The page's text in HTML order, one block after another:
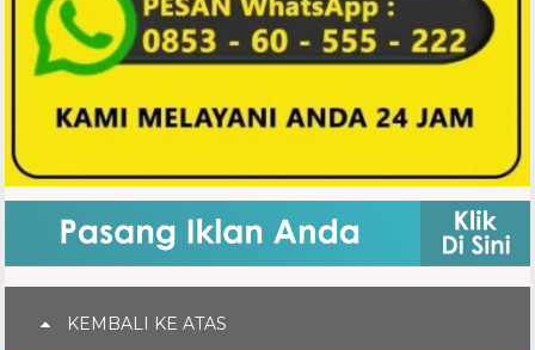
KEMBALI KE ATAS